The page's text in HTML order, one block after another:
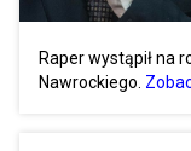
Raper wystąpił na
Nawrockiego.